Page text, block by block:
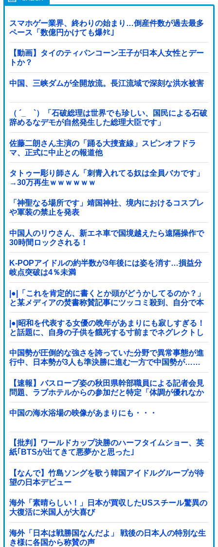
スマホゲー業界、終わりの始まり…倒産件数が過去最多
ペース「数億円かけても爆ﾀﾋ」
【動画】タイのティパンコーン王子が日本人女性とデー
トか？
中国、三峡ダムが全開放流。長江流域で深刻な洪水被害
（ ´_ゝ`）「石破総理は世界でも珍しい、国民による石破
辞めるなデモが自然発生した総理大臣です」
佐藤二朗さん主演の「踊る大捜査線」スピンオフドラ
マ、正式に中止との報道他
タトゥー彫り師さん「刺青入れてる奴は全員バカです」
→30万再生ｗｗｗｗｗｗ
「神聖なる場所です」靖国神社、境内におけるコスプレ
や軍装の禁止を発表
中国人のリウさん、新エネ車で国境越えたら遠隔操作で
30時間ロックされる！
K-POPアイドルの約半数が3年後には姿を消す…損益分
岐点突破は4％未満
|●|「これを肯定的に書くとか頭がどうかしてるのか？」
と某メディアの焚書称賛記事にツッコミ殺到、自分で本
屋を作るとかそういう話かと思ったら……
|●|昭和を代表する女優の晩年があまりにも寂しすぎる！
と話題に、自身の子供を餓死する寸前までネグレクトし
た挙句……
中国勢が圧倒的な強さを誇っていた分野で異常事態が進
行中、日本勢が3人も準決勝に進む一方で中国勢が……
【速報】バスローブ姿の秋田県幹部職員による記者会見
問題、ラブホテルからの参加だと特定「体調が優れなか
ったため...」とは何だったのか
中国の海水浴場の映像があまりにも・・・
【批判】ワールドカップ決勝のハーフタイムショー、英
紙｢BTSが出てきて悪夢かと思った｣
【なんで】竹島ソングを歌う韓国アイドルグループが待
望の日本デビュー
海外「素晴らしい！」日本が買収したUSスチール驚異の
大復活に米国人が大喜び
海外「日本は戦勝国なんだよ」 戦後の日本人の特別な生
き様に各国から称賛の声